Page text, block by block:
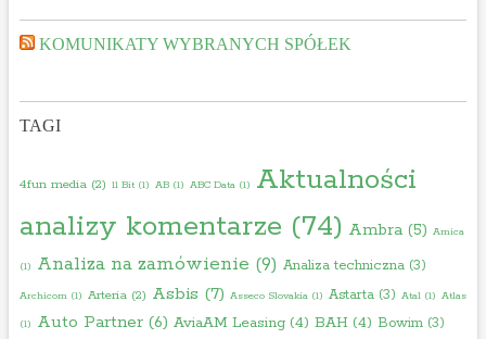
KOMUNIKATY WYBRANYCH SPÓŁEK
TAGI
4fun media(2) 11 Bit(1) AB(1) ABC Data(1) Aktualności
analizy komentarze (74) Ambra(5) Amica
(1) Analiza na zamówienie (9) Analiza techniczna(3)
Archicom(1) Arteria(2) Asbis (7) Asseco Slovakia(1) Astarta(3) Atal(1) Atlas
(1) Auto Partner(6) AviaAM Leasing(4) BAH (4) Bowim(3)